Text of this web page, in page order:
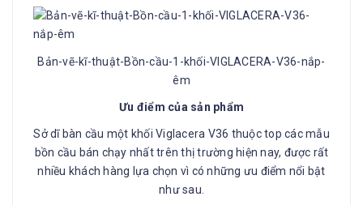
Bản-vẽ-kĩ-thuật-Bồn-cầu-1-khối-VIGLACERA-V36-nắp-
êm
Ưu điểm của sản phẩm
Sở dĩ bàn cầu một khối Viglacera V36 thuộc top các mẫu
bồn cầu bán chạy nhất trên thị trường hiện nay, được rất
nhiều khách hàng lựa chọn vì có những ưu điểm nổi bật
như sau.